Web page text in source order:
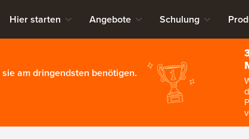
Hier starten Angebote Schulung
am dringendsten benötigen.